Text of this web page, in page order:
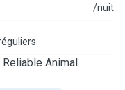
/nuit
Animal